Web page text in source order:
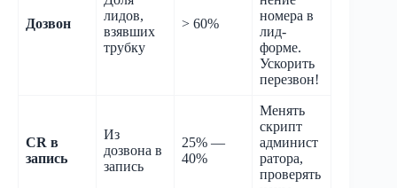
Дозвон
лидов,
взявших
трубку
> 60%
номера в
лид-
форме.
Ускорить
перезвон!
CR в
запись
Из
дозвона в
запись
25% —
40%
Менять
скрипт
админист
ратора,
проверять